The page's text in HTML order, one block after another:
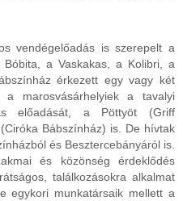
vendégelőadás is szerepelt a
a Vaskakas, a Kolibri, a
érkezett egy vagy két
a marosvásárhelyiek a tavalyi
előadását, a Pöttyöt (Griff
Bábszínház) is. De hívtak
és Besztercebányáról is.
és közönség érdeklődés
találkozásokra alkalmat
egykori munkatársaik mellett a